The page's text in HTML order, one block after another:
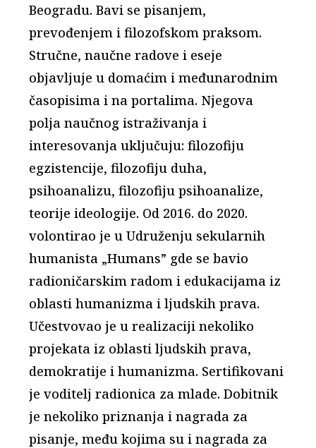
Beogradu. Bavi se pisanjem,
prevođenjem i filozofskom praksom.
Stručne, naučne radove i eseje
objavljuje u domaćim i međunarodnim
časopisima i na portalima. Njegova
polja naučnog istraživanja i
interesovanja uključuju: filozofiju
egzistencije, filozofiju duha,
psihoanalizu, filozofiju psihoanalize,
teorije ideologije. Od 2016. do 2020.
volontirao je u Udruženju sekularnih
humanista „Humans” gde se bavio
radioničarskim radom i edukacijama iz
oblasti humanizma i ljudskih prava.
Učestvovao je u realizaciji nekoliko
projekata iz oblasti ljudskih prava,
demokratije i humanizma. Sertifikovani
je voditelj radionica za mlade. Dobitnik
je nekoliko priznanja i nagrada za
pisanje, među kojima su i nagrada za